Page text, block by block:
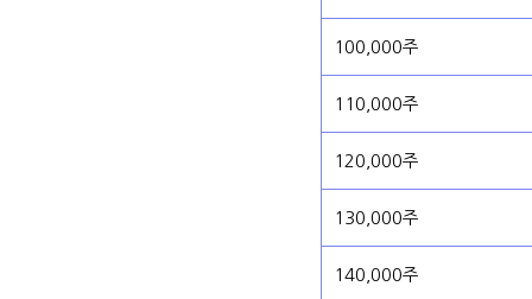
100,000주
110,000주
120,000주
130,000주
140,000주